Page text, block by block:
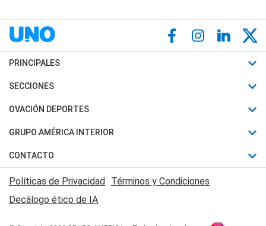
PRINCIPALES
Últimas Noticias
Política
Judiciales
Economia
SECCIONES
Horóscopo
Motores
Trucos caseros
Series y Películas
Edictos y Solicitadas
OVACIÓN DEPORTES
Fútbol
Mundial
Automovilismo
Rugby
GRUPO AMÉRICA INTERIOR
Canal 7 en Vivo
CONTACTO
Acerca de Nosotros
Contactanos
Políticas de Privacidad Términos y Condiciones
Decálogo ético de IA